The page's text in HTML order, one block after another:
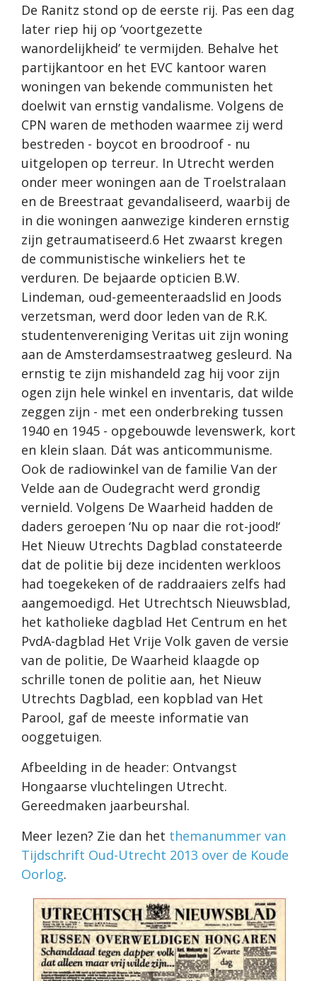
De Ranitz stond op de eerste rij. Pas een dag
later riep hij op ‘voortgezette
wanordelijkheid’ te vermijden. Behalve het
partijkantoor en het EVC kantoor waren
woningen van bekende communisten het
doelwit van ernstig vandalisme. Volgens de
CPN waren de methoden waarmee zij werd
bestreden - boycot en broodroof - nu
uitgelopen op terreur. In Utrecht werden
onder meer woningen aan de Troelstralaan
en de Breestraat gevandaliseerd, waarbij de
in die woningen aanwezige kinderen ernstig
zijn getraumatiseerd.6 Het zwaarst kregen
de communistische winkeliers het te
verduren. De bejaarde opticien B.W.
Lindeman, oud-gemeenteraadslid en Joods
verzetsman, werd door leden van de R.K.
studentenvereniging Veritas uit zijn woning
aan de Amsterdamsestraatweg gesleurd. Na
ernstig te zijn mishandeld zag hij voor zijn
ogen zijn hele winkel en inventaris, dat wilde
zeggen zijn - met een onderbreking tussen
1940 en 1945 - opgebouwde levenswerk, kort
en klein slaan. Dát was anticommunisme.
Ook de radiowinkel van de familie Van der
Velde aan de Oudegracht werd grondig
vernield. Volgens De Waarheid hadden de
daders geroepen ‘Nu op naar die rot-jood!‘
Het Nieuw Utrechts Dagblad constateerde
dat de politie bij deze incidenten werkloos
had toegekeken of de raddraaiers zelfs had
aangemoedigd. Het Utrechtsch Nieuwsblad,
het katholieke dagblad Het Centrum en het
PvdA-dagblad Het Vrije Volk gaven de versie
van de politie, De Waarheid klaagde op
schrille tonen de politie aan, het Nieuw
Utrechts Dagblad, een kopblad van Het
Parool, gaf de meeste informatie van
ooggetuigen.
Afbeelding in de header: Ontvangst
Hongaarse vluchtelingen Utrecht.
Gereedmaken jaarbeurshal.
Meer lezen? Zie dan het themanummer van
Tijdschrift Oud-Utrecht 2013 over de Koude
Oorlog.